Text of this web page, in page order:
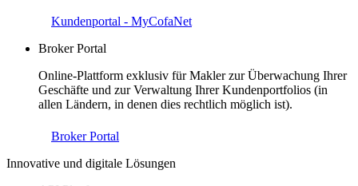
Kundenportal - MyCofaNet
Broker Portal
Online-Plattform exklusiv für Makler zur Überwachung Ihrer
Geschäfte und zur Verwaltung Ihrer Kundenportfolios (in
allen Ländern, in denen dies rechtlich möglich ist).
Broker Portal
Innovative und digitale Lösungen